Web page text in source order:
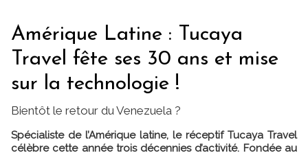
Amérique Latine : Tucaya
Travel fête ses 30 ans et mise
sur la technologie !
Bientôt le retour du Venezuela ?
Spécialiste de l’Amérique latine, le réceptif Tucaya Travel
célèbre cette année trois décennies d’activité. Fondée au